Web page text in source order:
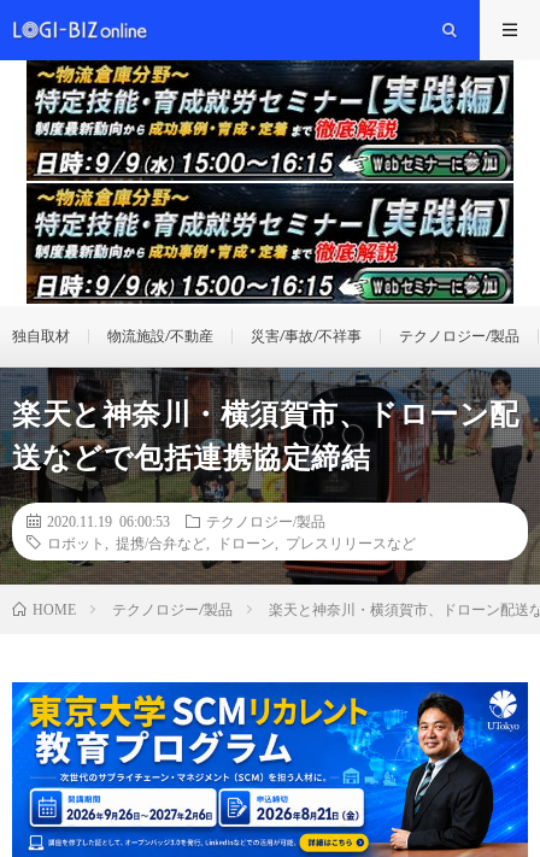
独自取材 物流施設/不動産 災害/事故/不祥事 テクノロジー/製品
楽天と神奈川・横須賀市、ドローン配
送などで包括連携協定締結
2020.11.19 06:00:53
テクノロジー/製品
ロボット
提携/合弁など ドローン プレスリリースなど
HOME テクノロジー/製品 楽天と神奈川・横須賀市、ドローン配送